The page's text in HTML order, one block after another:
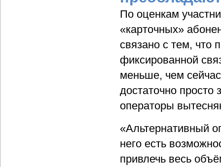
По оценкам
«карточных»
связано с тем, что
фиксированной
меньше, чем
достаточно
операторы
«Альтернативный
него есть
привлечь весь